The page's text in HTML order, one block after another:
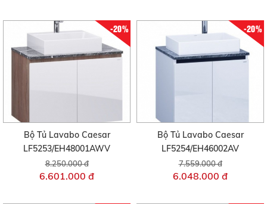
-20%
Bộ Tủ Lavabo Caesar
LF5253/EH48001AWV
8.250.000 đ
6.601.000 đ
-20%
Bộ Tủ Lavabo Caesar
LF5254/EH46002AV
7.559.000 đ
6.048.000 đ